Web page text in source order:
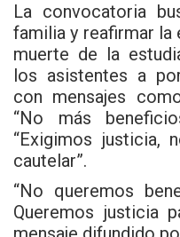
La convocatoria
familia y reafirmar la
muerte de la
los asistentes a
con mensajes
“No más
“Exigimos justicia,
cautelar”.
“No queremos
Queremos justicia